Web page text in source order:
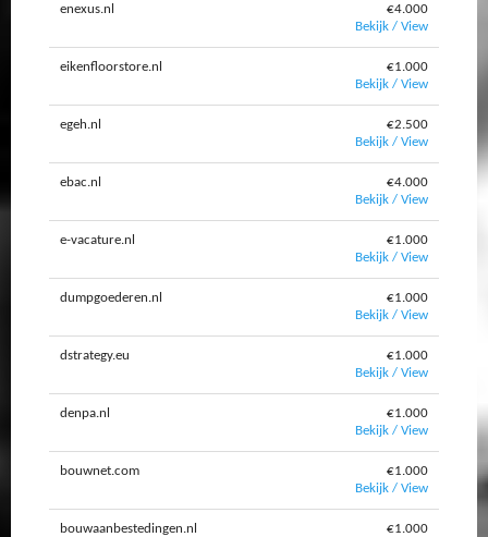
enexus.nl
€4.000
Bekijk / View
eikenfloorstore.nl
€1.000
Bekijk / View
egeh.nl
€2.500
Bekijk / View
ebac.nl
€4.000
Bekijk / View
e-vacature.nl
€1.000
Bekijk / View
dumpgoederen.nl
€1.000
Bekijk / View
dstrategy.eu
€1.000
Bekijk / View
denpa.nl
€1.000
Bekijk / View
bouwnet.com
€1.000
Bekijk / View
bouwaanbestedingen.nl
€1.000